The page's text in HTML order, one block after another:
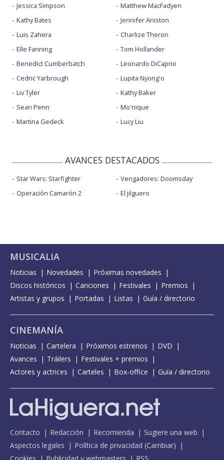
Jessica Simpson
Kathy Bates
Luis Zahera
Elle Fanning
Benedict Cumberbatch
Cedric Yarbrough
Liv Tyler
Sean Penn
Martina Gedeck
Matthew MacFadyen
Jennifer Aniston
Charlize Theron
Tom Hollander
Leonardo DiCaprio
Lupita Nyong'o
Kathy Baker
Mo'nique
Lucy Liu
AVANCES DESTACADOS
Star Wars: Starfighter
Operación Camarón 2
Vengadores: Doomsday
El jilguero
MUSICALIA
Noticias Novedades
Próximas novedades
Discos históricos
Canciones Festivales
Premios
Artistas y grupos
Portadas Listas Guía / directorio
CINEMANÍA
Noticias Cartelera Próximos estrenos
DVD
Avances
Tráilers
Festivales + premios
Actores y actrices
Carteles Box-office Guía / directorio
Contacto Redacción Recomienda
Sugiere una web
Aspectos legales
Política de privacidad (Cambiar)